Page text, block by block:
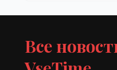
Все